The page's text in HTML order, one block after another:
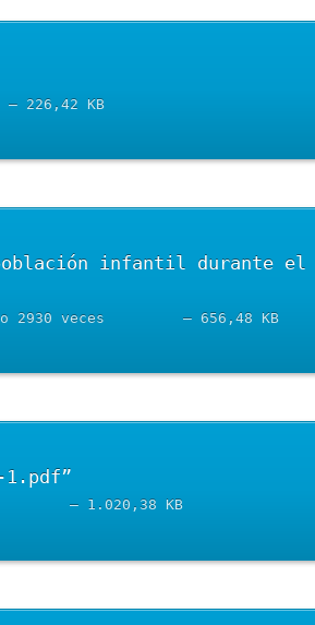
BOE-A-2020-5053.pdf		– Descargado 3172 veces		– 226,42 KB
GUIA_BUENAS_PRACTICAS_POBLACION_INFANTIL_ESTADO_DE_ALARMA.pdf		– Descargado 2930 veces		– 656,48 KB
PlanTransicionNuevaNormalidad-1.pdf		– Descargado 2952 veces		– 1.020,38 KB